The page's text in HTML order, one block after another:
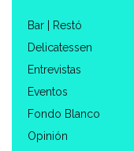
Bar | Restó
Delicatessen
Entrevistas
Eventos
Fondo Blanco
Opinión